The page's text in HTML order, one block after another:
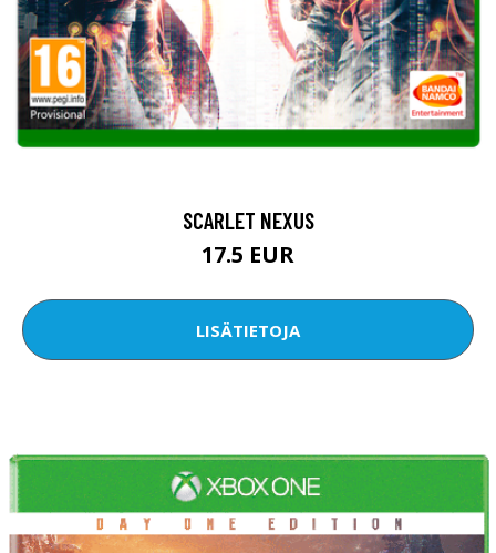
SCARLET NEXUS
17.5 EUR
LISÄTIETOJA